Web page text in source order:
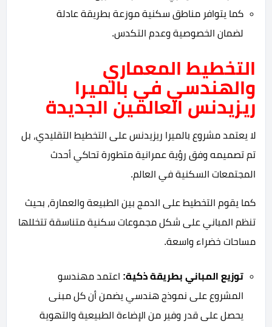
كما يتوافر مناطق سكنية موزعة بطريقة عادلة
لضمان الخصوصية وعدم التكدس.
التخطيط المعماري
والهندسي في بالميرا
ريزيدنس العالمين الجديدة
لا يعتمد مشروع بالميرا ريزيدنس على التخطيط التقليدي، بل
تم تصميمه وفق رؤية عمرانية متطورة تحاكي أحدث
المجتمعات السكنية في العالم.
كما يقوم التخطيط على الدمج بين الطبيعة والعمارة، بحيث
تنظم المباني على شكل مجموعات سكنية متناسقة تتخللها
مساحات خضراء واسعة.
توزيع المباني بطريقة ذكية: اعتمد مهندسو
المشروع على نموذج هندسي يضمن أن كل مبنى
يحصل على قدر وفير من الإضاءة الطبيعية والتهوية